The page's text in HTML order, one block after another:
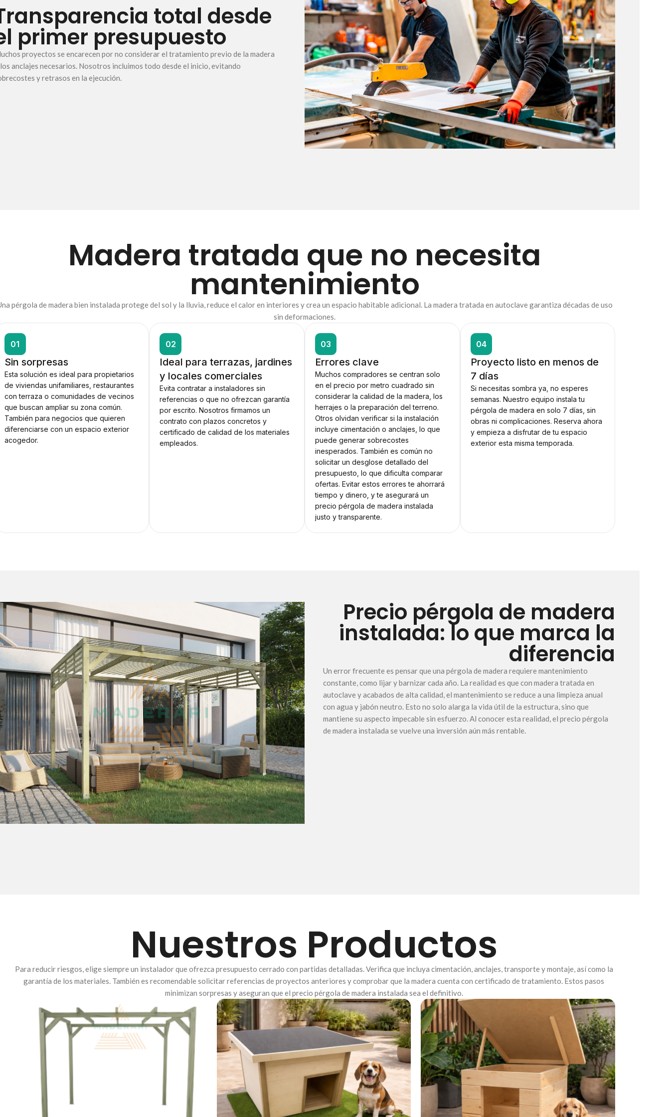
total desde
primer presupuesto
proyectos se encarecen por no considerar el tratamiento previo de la madera
anclajes necesarios. Nosotros incluimos todo desde el inicio, evitando
y retrasos en la ejecución.
Madera tratada que no necesita
mantenimiento
pérgola de madera bien instalada protege del sol y la lluvia, reduce el calor en interiores y crea un espacio habitable adicional. La madera tratada en autoclave garantiza décadas de uso
sin deformaciones.
01
Sin sorpresas
Esta solución es ideal para propietarios
de viviendas unifamiliares, restaurantes
con terraza o comunidades de vecinos
que buscan ampliar su zona común.
También para negocios que quieren
diferenciarse con un espacio exterior
acogedor.
02
Ideal para terrazas, jardines
y locales comerciales
Evita contratar a instaladores sin
referencias o que no ofrezcan garantía
por escrito. Nosotros firmamos un
contrato con plazos concretos y
certificado de calidad de los materiales
empleados.
03
Errores clave
Muchos compradores se centran solo
en el precio por metro cuadrado sin
considerar la calidad de la madera, los
herrajes o la preparación del terreno.
Otros olvidan verificar si la instalación
incluye cimentación o anclajes, lo que
puede generar sobrecostes
inesperados. También es común no
solicitar un desglose detallado del
presupuesto, lo que dificulta comparar
ofertas. Evitar estos errores te ahorrará
tiempo y dinero, y te asegurará un
precio pérgola de madera instalada
justo y transparente.
04
Proyecto listo en menos de
7 días
Si necesitas sombra ya, no esperes
semanas. Nuestro equipo instala tu
pérgola de madera en solo 7 días, sin
obras ni complicaciones. Reserva ahora
y empieza a disfrutar de tu espacio
exterior esta misma temporada.
Precio pérgola de madera
instalada: lo que marca la
diferencia
Un error frecuente es pensar que una pérgola de madera requiere mantenimiento
constante, como lijar y barnizar cada año. La realidad es que con madera tratada en
autoclave y acabados de alta calidad, el mantenimiento se reduce a una limpieza anual
con agua y jabón neutro. Esto no solo alarga la vida útil de la estructura, sino que
mantiene su aspecto impecable sin esfuerzo. Al conocer esta realidad, el precio pérgola
de madera instalada se vuelve una inversión aún más rentable.
Nuestros Productos
Para reducir riesgos, elige siempre un instalador que ofrezca presupuesto cerrado con partidas detalladas. Verifica que incluya cimentación, anclajes, transporte y montaje, así como la
garantía de los materiales. También es recomendable solicitar referencias de proyectos anteriores y comprobar que la madera cuenta con certificado de tratamiento. Estos pasos
minimizan sorpresas y aseguran que el precio pérgola de madera instalada sea el definitivo.